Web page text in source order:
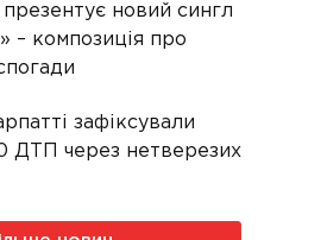
презентує новий сингл
– композиція про
зафіксували
ДТП через нетверезих